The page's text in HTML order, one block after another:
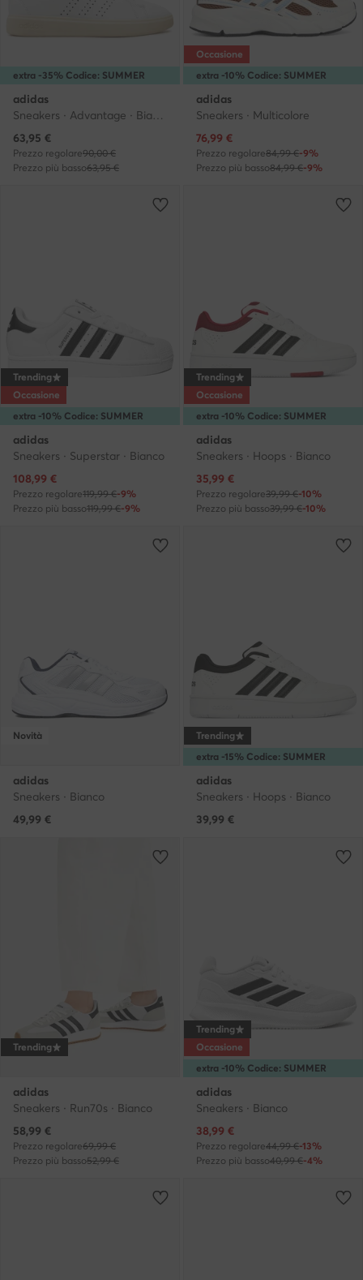
extra -35% Codice: SUMMER
adidas
Sneakers · Advantage · Bianco
Prezzo attuale
63,95 €
Prezzo regolare90,00 €
Prezzo più basso63,95 €
extra -10% Codice: SUMMER
Occasione
adidas
Sneakers · Multicolore
Prezzo attuale
76,99 €
Prezzo regolare84,99 €-9%
Prezzo più basso84,99 €-9%
extra -10% Codice: SUMMER
Trending
Occasione
adidas
Sneakers · Superstar · Bianco
Prezzo attuale
108,99 €
Prezzo regolare119,99 €-9%
Prezzo più basso119,99 €-9%
extra -10% Codice: SUMMER
Trending
Occasione
adidas
Sneakers · Hoops · Bianco
Prezzo attuale
35,99 €
Prezzo regolare39,99 €-10%
Prezzo più basso39,99 €-10%
Novità
adidas
Sneakers · Bianco
49,99 €
extra -15% Codice: SUMMER
Trending
adidas
Sneakers · Hoops · Bianco
39,99 €
Trending
adidas
Sneakers · Run70s · Bianco
Prezzo attuale
58,99 €
Prezzo regolare69,99 €
Prezzo più basso52,99 €
extra -10% Codice: SUMMER
Trending
Occasione
adidas
Sneakers · Bianco
Prezzo attuale
38,99 €
Prezzo regolare44,99 €-13%
Prezzo più basso40,99 €-4%